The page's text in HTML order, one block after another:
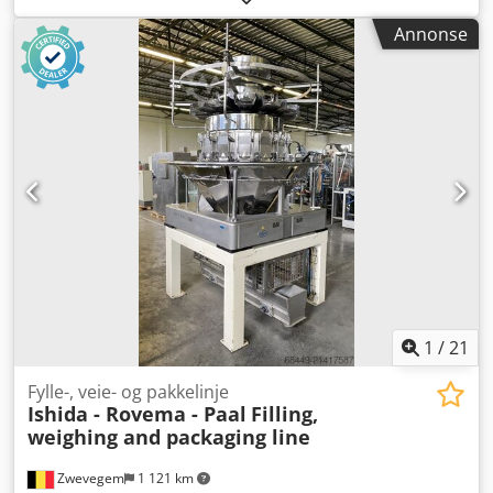
Akbsck Year of manufacture: 2007 Weight range: 24–85 g
Hourly output: max. 4,680 pieces per hour 5-row line with
600 mm working width Integrated dough divider and drum
rounder, Multimatic Intermediate proofing time: 12 min 6
min before the long-roll station 6 min between the long-
roller and cutting station Rack proofing Maintenance-free
carrier chain with automatic tensioning Variable
depositing device for fermentation carrier trays for the 3
Euro sizes: 400×600 / 580×780 / 580×980 mm
Decontamination station Siemens touch screen control
Photos BEFORE refurbishment/cleaning
Annonse
1 /21
Zwevegem 1 121 km
Fylle-, veie- og pakkelinje
Ishida - Rovema - Paal Filling,
weighing and packaging line